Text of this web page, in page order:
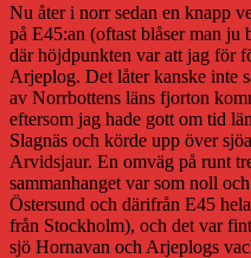
Nu åter i norr sedan en knapp
på E45:an (oftast blåser man ju
där höjdpunkten var att jag för
Arjeplog. Det låter kanske inte
av Norrbottens läns fjorton
eftersom jag hade gott om tid
Slagnäs och körde upp över
Arvidsjaur. En omväg på runt
sammanhanget var som noll
Östersund och därifrån E45
från Stockholm), och det var
sjö Hornavan och Arjeplogs